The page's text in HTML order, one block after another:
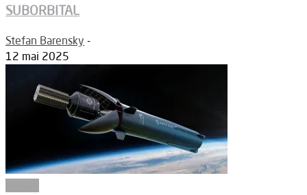
SUBORBITAL
Stefan Barensky -
12 mai 2025